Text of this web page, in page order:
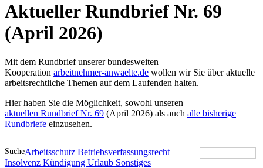
Aktueller Rundbrief Nr. 69
(April 2026)
Mit dem Rundbrief unserer bundesweiten
Kooperation arbeitnehmer-anwaelte.de wollen wir Sie über aktuelle
arbeitsrechtliche Themen auf dem Laufenden halten.
Hier haben Sie die Möglichkeit, sowohl unseren
aktuellen Rundbrief Nr. 69 (April 2026) als auch alle bisherige
Rundbriefe einzusehen.
SucheArbeitsschutz Betriebsverfassungsrecht
Insolvenz Kündigung Urlaub Sonstiges